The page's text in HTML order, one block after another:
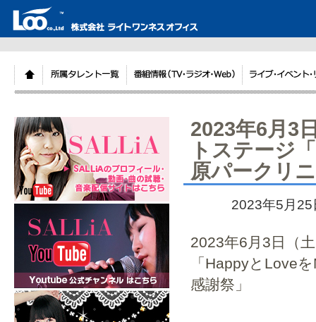
2023年6月3
トステージ
原パークリ
2023年5月
2023年6月3日（
「HappyとLove
感謝祭」